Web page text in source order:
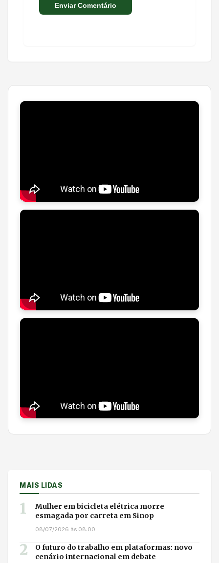
MAIS LIDAS
1
Mulher em bicicleta elétrica morre
esmagada por carreta em Sinop
08/07/2026 às 08:00
2
O futuro do trabalho em plataformas: novo
cenário internacional em debate